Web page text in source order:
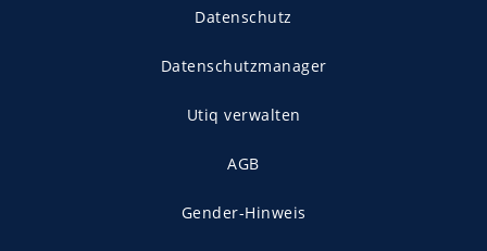
Datenschutz
Datenschutzmanager
Utiq verwalten
AGB
Gender-Hinweis